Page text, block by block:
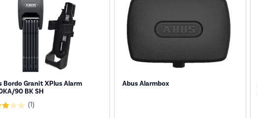
Bordo Granit XPlus Alarm
90 BK SH
(1)
Abus Alarmbox